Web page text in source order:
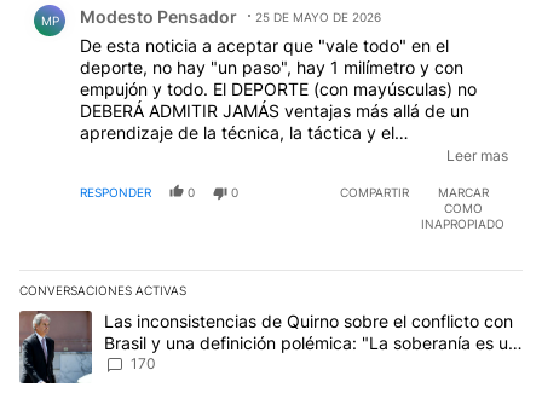
MP Modesto Pensador 25 DE MAYO DE 2026
De esta noticia a aceptar que "vale todo" en el
deporte, no hay "un paso", hay 1 milímetro y con
empujón y todo. El DEPORTE (con mayúsculas) no
DEBERÁ ADMITIR JAMÁS ventajas más allá de un
aprendizaje de la técnica, la táctica y el
entrenamiento, perseverantes y sistemáticos y el
picchicateo, como le quieran llamar) y ¡¡¡NO
ROTUNDO!! A NINGÚN DEBATE SOBRE EL TEMA.
Leer mas
RESPONDER 0 0 COMPARTIR
MARCAR
COMO
INAPROPIADO
CONVERSACIONES ACTIVAS
Este listado muestra los artículos con más comentarios en los
Un artículo de tendencia con el título "Las inconsistencias de
Las inconsistencias de Quirno sobre el conflicto con
Brasil y una definición polémica: "La soberanía es un
concepto antiguo"
170